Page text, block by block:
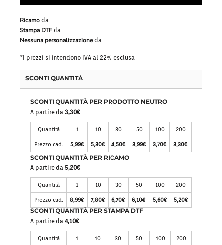
Ricamo da
Stampa DTF da
Nessuna personalizzazioneda
*I prezzi si intendono IVA al 22% esclusa
SCONTI QUANTITÀ
SCONTI QUANTITÀ PER PRODOTTO NEUTRO
A partire da 3,30€
Quantità 1 10 30 50 100 200
Prezzo cad. 5,99€ 5,30€ 4,50€ 3,99€ 3,70€ 3,30€
SCONTI QUANTITÀ PER RICAMO
A partire da 5,20€
Quantità 1 10 30 50 100 200
Prezzo cad. 8,99€ 7,80€ 6,70€ 6,10€ 5,60€ 5,20€
SCONTI QUANTITÀ PER STAMPA DTF
A partire da 4,10€
Quantità 1 10 30 50 100 200